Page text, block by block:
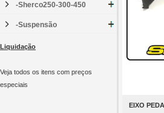
-Sherco250-300-450
-Suspensão
Liquidação
Veja todos os itens com preços
especiais
EIXO